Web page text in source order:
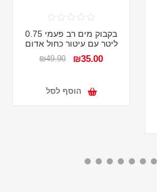
בקבוק מים רב פעמי 0.75
ליטר עם עיטור כחול אדום
₪35.00
₪49.90
הוסף לסל